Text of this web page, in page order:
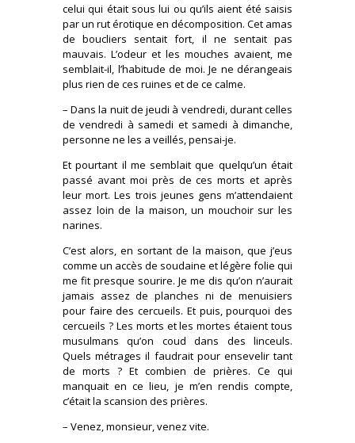
celui qui était sous lui ou qu’ils aient été saisis
par un rut érotique en décomposition. Cet amas
de boucliers sentait fort, il ne sentait pas
mauvais. L’odeur et les mouches avaient, me
semblait-il, l’habitude de moi. Je ne dérangeais
plus rien de ces ruines et de ce calme.
– Dans la nuit de jeudi à vendredi, durant celles
de vendredi à samedi et samedi à dimanche,
personne ne les a veillés, pensai-je.
Et pourtant il me semblait que quelqu’un était
passé avant moi près de ces morts et après
leur mort. Les trois jeunes gens m’attendaient
assez loin de la maison, un mouchoir sur les
narines.
C’est alors, en sortant de la maison, que j’eus
comme un accès de soudaine et légère folie qui
me fit presque sourire. Je me dis qu’on n’aurait
jamais assez de planches ni de menuisiers
pour faire des cercueils. Et puis, pourquoi des
cercueils ? Les morts et les mortes étaient tous
musulmans qu’on coud dans des linceuls.
Quels métrages il faudrait pour ensevelir tant
de morts ? Et combien de prières. Ce qui
manquait en ce lieu, je m’en rendis compte,
c’était la scansion des prières.
– Venez, monsieur, venez vite.